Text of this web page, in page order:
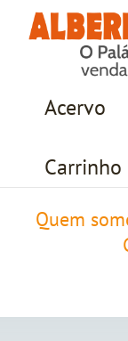
Acervo
Carrinho
Quem